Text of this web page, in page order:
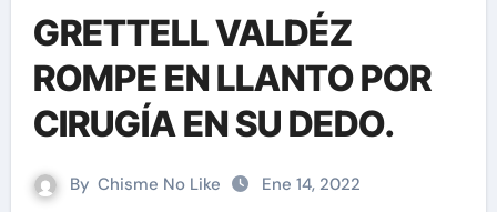
GRETTELL VALDÉZ
ROMPE EN LLANTO POR
CIRUGÍA EN SU DEDO.
By Chisme No Like Ene 14, 2022